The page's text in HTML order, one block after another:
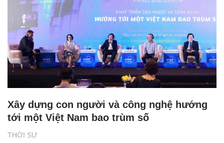
THỜI SỰ
Xây dựng con người và công nghệ hướng
tới một Việt Nam bao trùm số